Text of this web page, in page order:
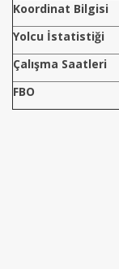
Koordinat Bilgisi
Yolcu İstatistiği
Çalışma Saatleri
FBO